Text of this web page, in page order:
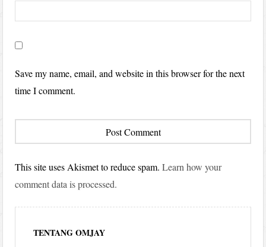
Save my name, email, and website in this browser for the next
time I comment.
This site uses Akismet to reduce spam.Learn how your
comment data is processed.
TENTANG OMJAY